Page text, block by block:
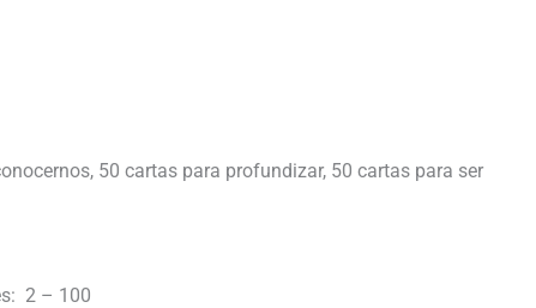
50 cartas para profundizar, 50 cartas para ser
2 – 100